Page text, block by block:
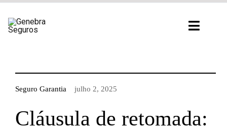
para
Seguro Garantia julho 2, 2025
Cláusula de retomada: